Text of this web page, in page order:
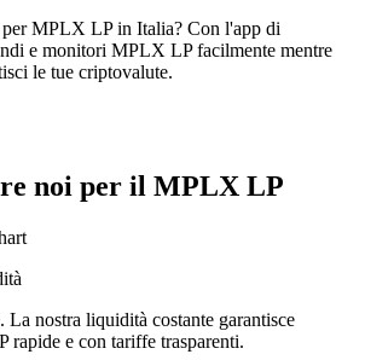
MPLX LP in Italia? Con l'app di
e monitori MPLX LP facilmente mentre
le tue criptovalute.
noi per il MPLX LP
La nostra liquidità costante garantisce
e con tariffe trasparenti.